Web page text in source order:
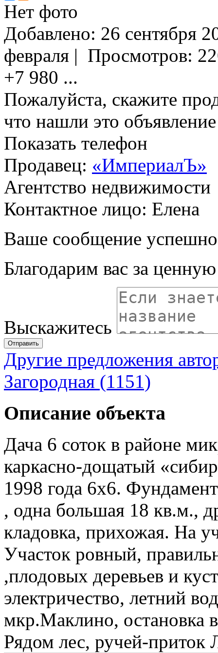
Нет фото
Добавлено: 26 сентября
февраля | Просмотров:
+7 980 ...
Пожалуйста, скажите
что нашли это
Показать телефон
Продавец: «ИмпериалЪ»
Агентство недвижимости
Контактное лицо: Елена
Ваше сообщение успешно
Благодарим вас за
Выскажитесь
Отправить
Другие предложения
Загородная (1151)
Описание объекта
Дача 6 соток в районе
каркасно-дощатый
1998 года 6х6.
, одна большая 18 кв.м.,
кладовка, прихожая. На
Участок ровный,
,плодовых деревьев и
электричество, летний
мкр.Маклино, остановка
Рядом лес, ручей-приток